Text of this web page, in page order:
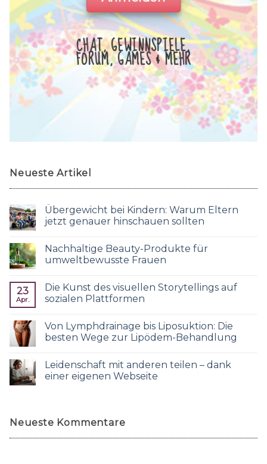
CHAT, GEWINNSPIELE,
FORUM, GAMES & MEHR
Neueste Artikel
Übergewicht bei Kindern: Warum Eltern
jetzt genauer hinschauen sollten
Nachhaltige Beauty-Produkte für
umweltbewusste Frauen
23
Apr.
Die Kunst des visuellen Storytellings auf
sozialen Plattformen
Von Lymphdrainage bis Liposuktion: Die
besten Wege zur Lipödem-Behandlung
Leidenschaft mit anderen teilen – dank
einer eigenen Webseite
Neueste Kommentare